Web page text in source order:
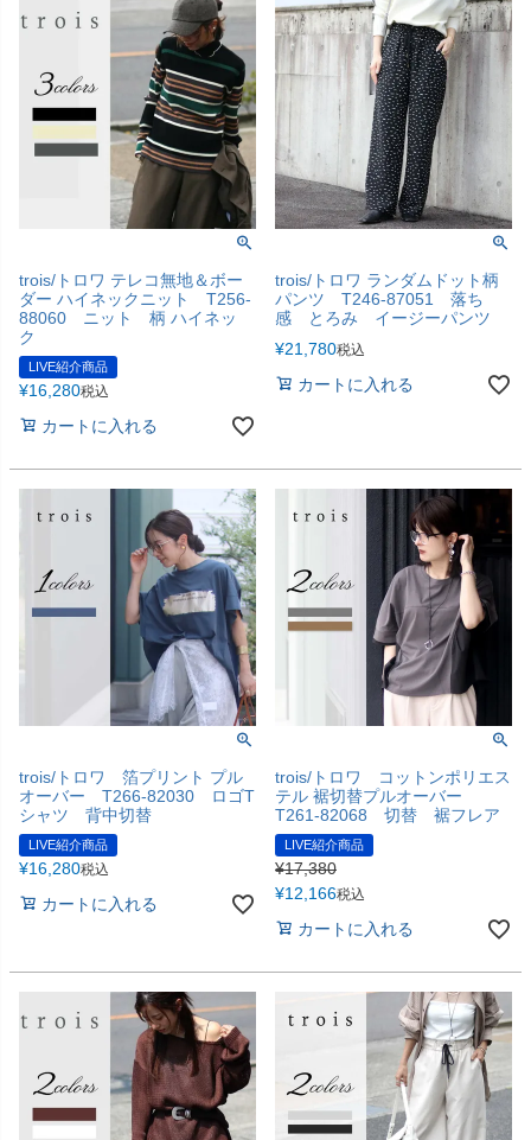
trois/トロワ テレコ無地＆ボー
ダー ハイネックニット T256-
88060 ニット 柄 ハイネッ
ク
LIVE紹介商品
¥16,280税込
カートに入れる
trois/トロワ ランダムドット柄
パンツ T246-87051 落ち
感 とろみ イージーパンツ
¥21,780税込
カートに入れる
trois/トロワ 箔プリント プル
オーバー T266-82030 ロゴT
シャツ 背中切替
LIVE紹介商品
¥16,280税込
カートに入れる
trois/トロワ コットンポリエス
テル 裾切替プルオーバー
T261-82068 切替 裾フレア
LIVE紹介商品
¥17,380
¥12,166税込
カートに入れる